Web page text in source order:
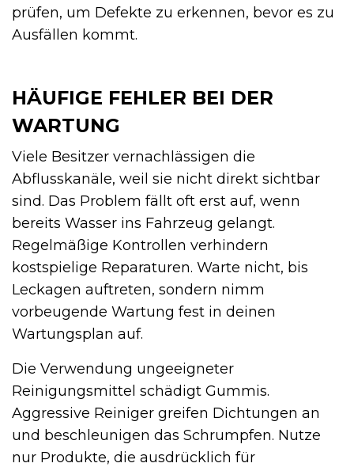
prüfen, um Defekte zu erkennen, bevor es zu
Ausfällen kommt.
HÄUFIGE FEHLER BEI DER
WARTUNG
Viele Besitzer vernachlässigen die
Abflusskanäle, weil sie nicht direkt sichtbar
sind. Das Problem fällt oft erst auf, wenn
bereits Wasser ins Fahrzeug gelangt.
Regelmäßige Kontrollen verhindern
kostspielige Reparaturen. Warte nicht, bis
Leckagen auftreten, sondern nimm
vorbeugende Wartung fest in deinen
Wartungsplan auf.
Die Verwendung ungeeigneter
Reinigungsmittel schädigt Gummis.
Aggressive Reiniger greifen Dichtungen an
und beschleunigen das Schrumpfen. Nutze
nur Produkte, die ausdrücklich für